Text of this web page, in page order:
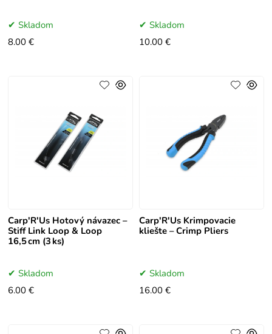
Skladom
8.00 €
Skladom
10.00 €
Carp'R'Us Hotový návazec –
Stiff Link Loop & Loop
16,5 cm (3 ks)
Skladom
6.00 €
Carp'R'Us Krimpovacie
kliešte – Crimp Pliers
Skladom
16.00 €